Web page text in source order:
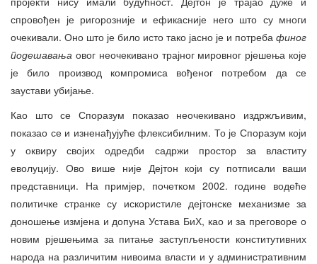
спровођен је ригорозније и ефикасније него што су многи
очекивали. Оно што је било исто тако јасно је и потреба финог
подешавања овог неочекивано трајног мировног рјешења које
је било производ компромиса вођеног потребом да се
заустави убијање.
Као што се Споразум показао неочекивано издржљивим,
показао се и изненађујуће флексибилним. То је Споразум који
у оквиру својих одредби садржи простор за властиту
еволуцију. Ово више није Дејтон који су потписали ваши
представници. На примјер, почетком 2002. године водеће
политичке странке су искористиле дејтонске механизме за
доношење измјена и допуна Устава БиХ, као и за преговоре о
новим рјешењима за питање заступљености конститутивних
народа на различитим нивоима власти и у административним